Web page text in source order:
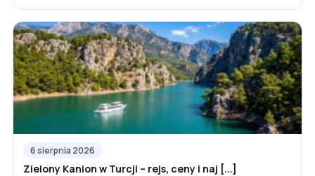
6 sierpnia 2026
Zielony Kanion w Turcji – rejs, ceny i naj [...]